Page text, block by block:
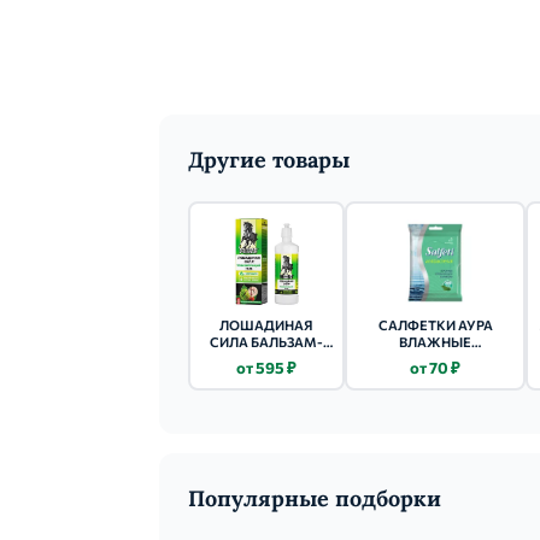
Другие товары
ЛОШАДИНАЯ
СИЛА БАЛЬЗАМ-
от 595 ₽
САЛФЕТКИ АУРА
ВЛАЖНЫЕ
20 ШТ. РОМАШКА
от 70 ₽
Популярные подборки